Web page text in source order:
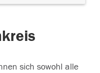
sich sowohl alle